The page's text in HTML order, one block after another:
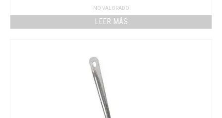
NO VALORADO
LEER MÁS